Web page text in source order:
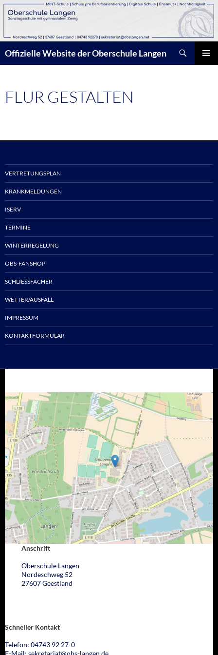
Zum
Inhalt
Offizielle Website der Oberschule Langen
FLUR GESTALTEN
VERTRETUNGSPLAN
KRANKMELDUNGEN
ISERV
TERMINE
WINTERREGELUNG
OBS-FANSHOP
SCHLIESSFÄCHER
WETTER/AUSFALL
IMPRESSUM
KONTAKTFORMULAR
Anschrift
Oberschule Langen
Nordeschweg 52
27607 Geestland
Schneller Kontakt
Telefon: 04743 92 27-0